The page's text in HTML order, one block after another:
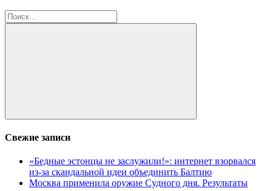
Найти:
Поиск
Свежие записи
«Бедные эстонцы не заслужили!»: интернет взорвался
из-за скандальной идеи объединить Балтию
Москва применила оружие Судного дня. Результаты